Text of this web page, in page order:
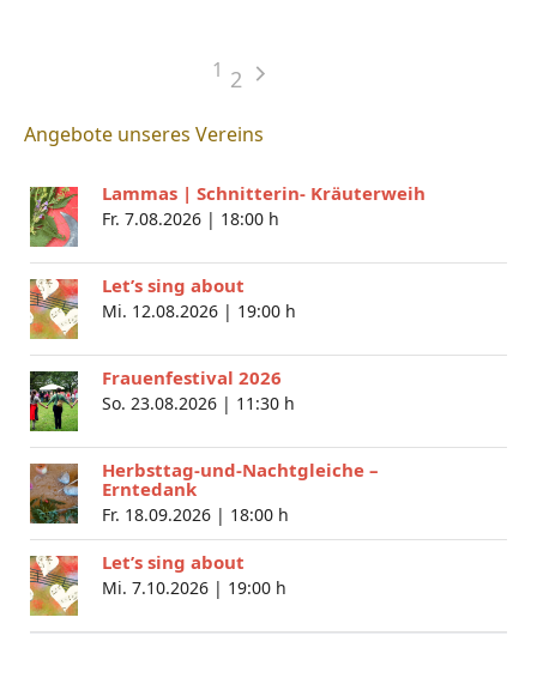
1 2
Angebote unseres Vereins
Lammas | Schnitterin- Kräuterweih
Fr. 7.08.2026 | 18:00 h
Let’s sing about
Mi. 12.08.2026 | 19:00 h
Frauenfestival 2026
So. 23.08.2026 | 11:30 h
Herbsttag-und-Nachtgleiche –
Erntedank
Fr. 18.09.2026 | 18:00 h
Let’s sing about
Mi. 7.10.2026 | 19:00 h